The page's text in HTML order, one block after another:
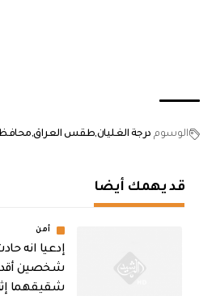
الوسوم درجة الغليانطقس العراق
قد يهمك أيضا
أمن
إدعيا انه
شخصين
شقيقهما